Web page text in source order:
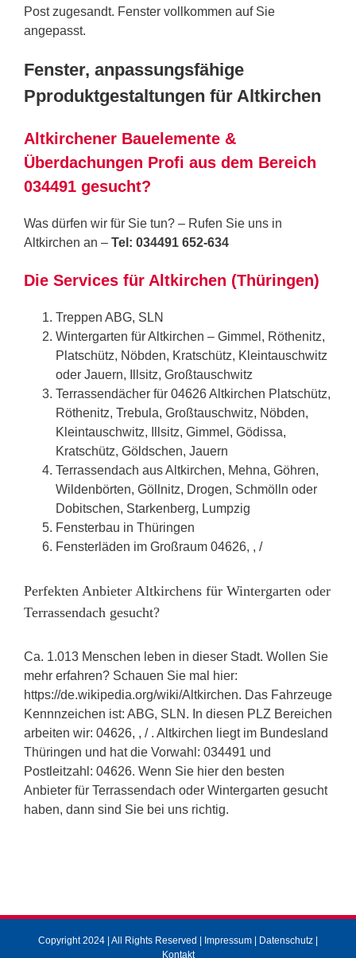
Post zugesandt. Fenster vollkommen auf Sie
angepasst.
Fenster, anpassungsfähige
Pproduktgestaltungen für Altkirchen
Altkirchener Bauelemente &
Überdachungen Profi aus dem Bereich
034491 gesucht?
Was dürfen wir für Sie tun? – Rufen Sie uns in
Altkirchen an – Tel: 034491 652-634
Die Services für Altkirchen (Thüringen)
Treppen ABG, SLN
Wintergarten für Altkirchen – Gimmel, Röthenitz,
Platschütz, Nöbden, Kratschütz, Kleintauschwitz
oder Jauern, Illsitz, Großtauschwitz
Terrassendächer für 04626 Altkirchen Platschütz,
Röthenitz, Trebula, Großtauschwitz, Nöbden,
Kleintauschwitz, Illsitz, Gimmel, Gödissa,
Kratschütz, Göldschen, Jauern
Terrassendach aus Altkirchen, Mehna, Göhren,
Wildenbörten, Göllnitz, Drogen, Schmölln oder
Dobitschen, Starkenberg, Lumpzig
Fensterbau in Thüringen
Fensterläden im Großraum 04626, , /
Perfekten Anbieter Altkirchens für Wintergarten oder
Terrassendach gesucht?
Ca. 1.013 Menschen leben in dieser Stadt. Wollen Sie
mehr erfahren? Schauen Sie mal hier:
https://de.wikipedia.org/wiki/Altkirchen. Das Fahrzeuge
Kennnzeichen ist: ABG, SLN. In diesen PLZ Bereichen
arbeiten wir: 04626, , / . Altkirchen liegt im Bundesland
Thüringen und hat die Vorwahl: 034491 und
Postleitzahl: 04626. Wenn Sie hier den besten
Anbieter für Terrassendach oder Wintergarten gesucht
haben, dann sind Sie bei uns richtig.
Copyright 2024 | All Rights Reserved | Impressum | Datenschutz |
Kontakt